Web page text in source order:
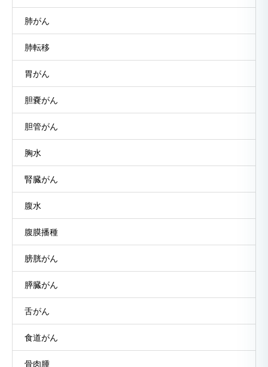
肺がん
肺転移
胃がん
胆嚢がん
胆管がん
胸水
腎臓がん
腹水
腹膜播種
膀胱がん
膵臓がん
舌がん
食道がん
骨肉腫